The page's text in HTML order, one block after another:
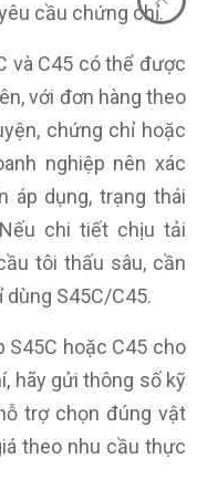
cầu chứng chỉ.
và C45 có thể được
với đơn hàng theo
chứng chỉ hoặc
nghiệp nên xác
áp dụng, trạng thái
chi tiết chịu tải
tôi thấu sâu, cần
S45C/C45.
S45C hoặc C45 cho
hãy gửi thông số kỹ
trợ chọn đúng vật
theo nhu cầu thực